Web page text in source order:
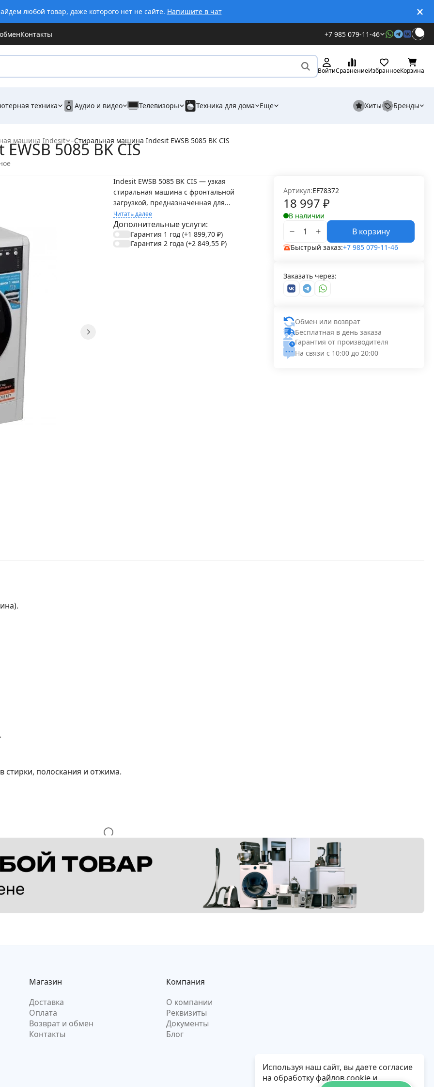
любой товар, даже которого нет не сайте. Напишите в чат
Контакты +7 985 079-11-46
ВойтиСравнениеИзбранноеКорзина
техника Аудио и видео Телевизоры Техника для дома Еще Хиты Бренды
машина Indesit –Стиральная машина Indesit EWSB 5085 BK CIS
5085 BK CIS
Indesit EWSB 5085 BK CIS — узкая
стиральная машина с фронтальной
загрузкой, предназначенная для...
Читать далее
Дополнительные услуги:
Гарантия 1 год (+1 899,70 ₽)
Гарантия 2 года (+2 849,55 ₽)
Артикул:EF78372
18 997 ₽
В наличии
В корзину
Быстрый заказ:+7 985 079-11-46
Заказать через:
Обмен или возврат
Бесплатная в день заказа
Гарантия от производителя
На связи с 10:00 до 20:00
стирки, полоскания и отжима.
Магазин
Доставка
Оплата
Возврат и обмен
Контакты
Компания
О компании
Реквизиты
Документы
Блог
Используя наш сайт, вы даете согласие
на обработку файлов cookie и